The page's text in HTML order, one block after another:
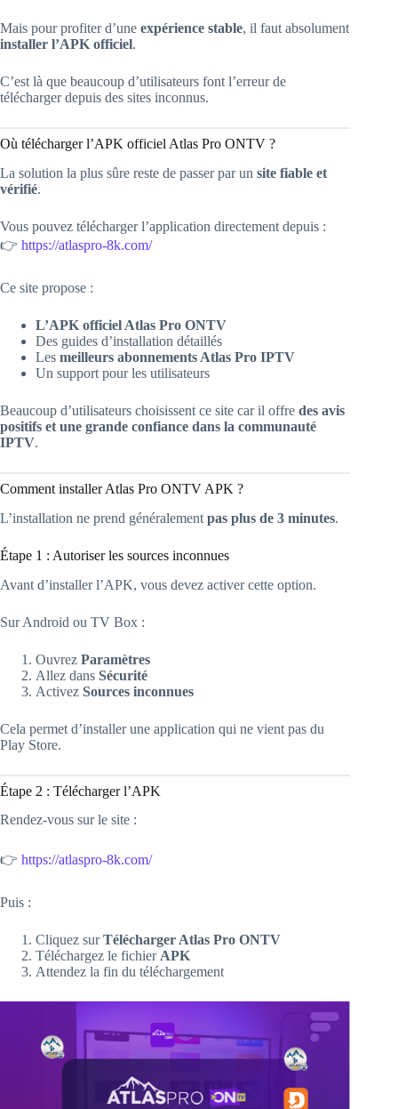
Mais pour profiter d’une expérience stable, il faut absolument
installer l’APK officiel.
C’est là que beaucoup d’utilisateurs font l’erreur de
télécharger depuis des sites inconnus.
Où télécharger l’APK officiel Atlas Pro ONTV ?
La solution la plus sûre reste de passer par un site fiable et
vérifié.
Vous pouvez télécharger l’application directement depuis :
👉 https://atlaspro-8k.com/
Ce site propose :
L’APK officiel Atlas Pro ONTV
Des guides d’installation détaillés
Les meilleurs abonnements Atlas Pro IPTV
Un support pour les utilisateurs
Beaucoup d’utilisateurs choisissent ce site car il offre des avis
positifs et une grande confiance dans la communauté
IPTV.
Comment installer Atlas Pro ONTV APK ?
L’installation ne prend généralement pas plus de 3 minutes.
Étape 1 : Autoriser les sources inconnues
Avant d’installer l’APK, vous devez activer cette option.
Sur Android ou TV Box :
Ouvrez Paramètres
Allez dans Sécurité
Activez Sources inconnues
Cela permet d’installer une application qui ne vient pas du
Play Store.
Étape 2 : Télécharger l’APK
Rendez-vous sur le site :
👉 https://atlaspro-8k.com/
Puis :
Cliquez surTélécharger Atlas Pro ONTV
Téléchargez le fichierAPK
Attendez la fin du téléchargement